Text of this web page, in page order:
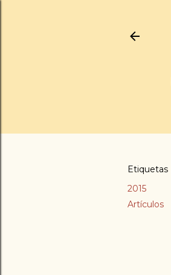
Etiquetas
2015
Artículos